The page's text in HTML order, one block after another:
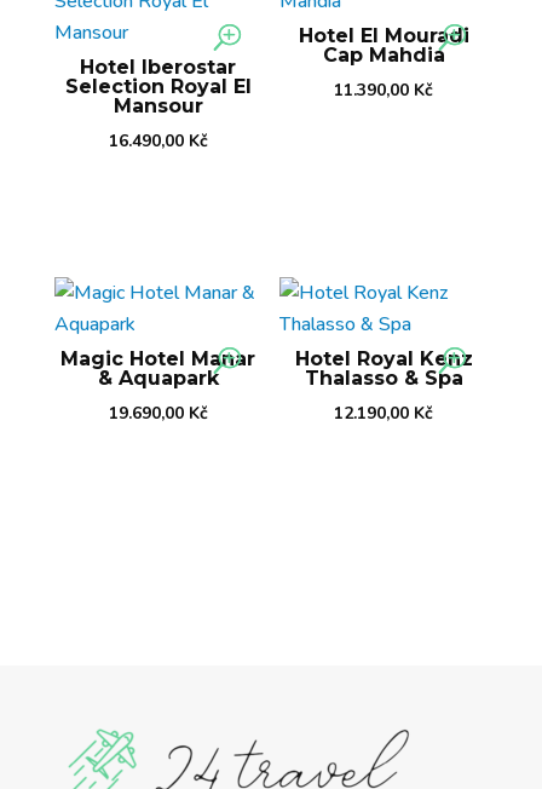
Hotel Iberostar
Selection Royal El
Mansour
16.490,00 Kč
Hotel El Mouradi
Cap Mahdia
11.390,00 Kč
Magic Hotel Manar
& Aquapark
19.690,00 Kč
Hotel Royal Kenz
Thalasso & Spa
12.190,00 Kč